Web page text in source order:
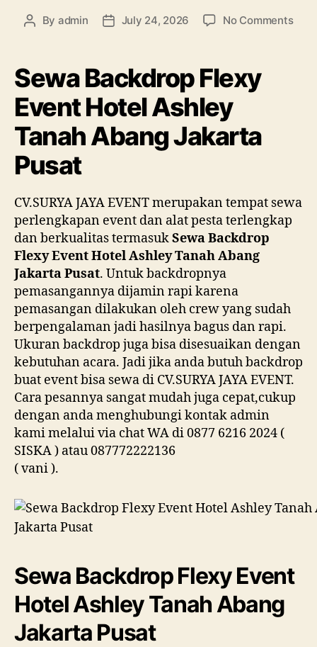
Post
By admin
PostJuly 24, 2026 No Commentson
Sewa Backdrop Flexy
Event Hotel Ashley
Tanah Abang Jakarta
Pusat
CV.SURYA JAYA EVENT merupakan tempat sewa
perlengkapan event dan alat pesta terlengkap
dan berkualitas termasukSewa Backdrop
Flexy Event Hotel Ashley Tanah Abang
Jakarta Pusat. Untuk backdropnya
pemasangannya dijamin rapi karena
pemasangan dilakukan oleh crew yang sudah
berpengalaman jadi hasilnya bagus dan rapi.
Ukuran backdrop juga bisa disesuaikan dengan
kebutuhan acara. Jadi jika anda butuh backdrop
buat event bisa sewa di CV.SURYA JAYA EVENT.
Cara pesannya sangat mudah juga cepat,cukup
dengan anda menghubungi kontak admin
kami melalui via chat WA di 0877 6216 2024 (
SISKA ) atau 087772222136
( vani ).
Sewa Backdrop Flexy Event
Hotel Ashley Tanah Abang
Jakarta Pusat